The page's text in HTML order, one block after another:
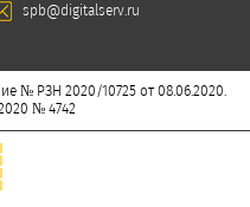
spb@digitalserv.ru
№ РЗН 2020/10725 от 08.06.2020.
№ 4742